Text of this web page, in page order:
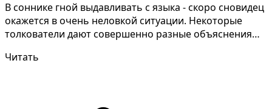
В соннике гной выдавливать с языка - скоро сновидец
окажется в очень неловкой ситуации. Некоторые
толкователи дают совершенно разные объяснения
Читать